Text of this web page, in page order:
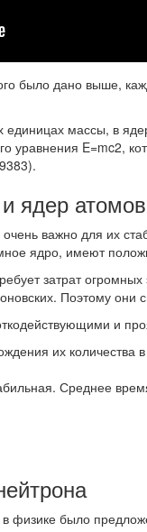
было дано выше,
массы, в
уравнения E=mc2,
ядер атомов
важно для их
ядро, имеют
затрат
Поэтому
и
их
Среднее
в физике было